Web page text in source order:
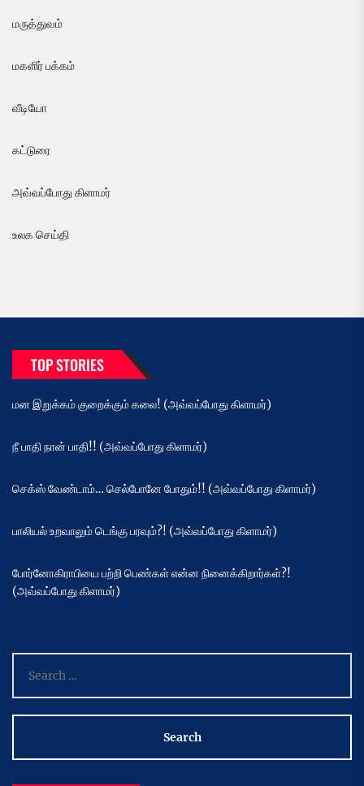
மருத்துவம்
மகளிர் பக்கம்
வீடியோ
கட்டுரை
அவ்வப்போது கிளாமர்
உலக செய்தி
TOP STORIES
மன இறுக்கம் குறைக்கும் கலை! (அவ்வப்போது கிளாமர்)
நீ பாதி நான் பாதி!! (அவ்வப்போது கிளாமர்)
செக்ஸ் வேண்டாம்… செல்போனே போதும்!! (அவ்வப்போது கிளாமர்)
பாலியல் உறவாலும் டெங்கு பரவும்?! (அவ்வப்போது கிளாமர்)
போர்னோகிராபியை பற்றி பெண்கள் என்ன நினைக்கிறார்கள்?!
(அவ்வப்போது கிளாமர்)
for: